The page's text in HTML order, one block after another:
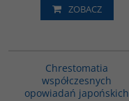
ZOBACZ
Chrestomatia
współczesnych
opowiadań japońskich